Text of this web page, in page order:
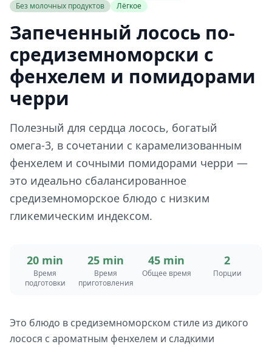
Без молочных продуктов
Лёгкое
Запеченный лосось по-
средиземноморски с
фенхелем и помидорами
черри
Полезный для сердца лосось, богатый
омега-3, в сочетании с карамелизованным
фенхелем и сочными помидорами черри —
это идеально сбалансированное
средиземноморское блюдо с низким
гликемическим индексом.
20 min
Время
подготовки
25 min
Время
приготовления
45 min
Общее время
2
Порции
Это блюдо в средиземноморском стиле из дикого
лосося с ароматным фенхелем и сладкими